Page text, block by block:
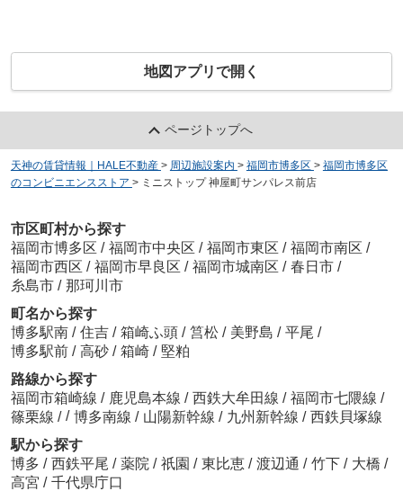
地図アプリで開く
ページトップへ
天神の賃貸情報｜HALE不動産 > 周辺施設案内 > 福岡市博多区 > 福岡市博多区
のコンビニエンスストア > ミニストップ 神屋町サンパレス前店
市区町村から探す
福岡市博多区 / 福岡市中央区 / 福岡市東区 / 福岡市南区 /
福岡市西区 / 福岡市早良区 / 福岡市城南区 / 春日市 /
糸島市 / 那珂川市
町名から探す
博多駅南 / 住吉 / 箱崎ふ頭 / 筥松 / 美野島 / 平尾 /
博多駅前 / 高砂 / 箱崎 / 堅粕
路線から探す
福岡市箱崎線 / 鹿児島本線 / 西鉄大牟田線 / 福岡市七隈線 /
篠栗線 / / 博多南線 / 山陽新幹線 / 九州新幹線 / 西鉄貝塚線
駅から探す
博多 / 西鉄平尾 / 薬院 / 祇園 / 東比恵 / 渡辺通 / 竹下 / 大橋 /
高宮 / 千代県庁口